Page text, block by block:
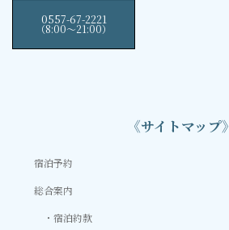
0557-67-2221
（8:00〜21:00）
《サイトマップ》
宿泊予約
総合案内
宿泊約款